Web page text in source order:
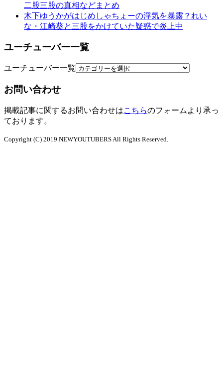
二股三股の真相などまとめ
木下ゆうかがはじめしゃちょーの浮気を暴露？れい
な・江崎葵と三股をかけていた疑惑で炎上中
ユーチューバー一覧
ユーチューバー一覧
お問い合わせ
掲載記事に関するお問い合わせはこちらのフォームより承っ
ております。
Copyright (C) 2019 NEWYOUTUBERS All Rights Reserved.